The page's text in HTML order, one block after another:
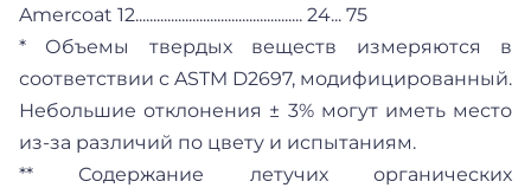
Amercoat 12............................................... 24... 75
* Объемы твердых веществ измеряются в
соответствии с ASTM D2697, модифицированный.
Небольшие отклонения ± 3% могут иметь место
из-за различий по цвету и испытаниям.
** Содержание летучих органических